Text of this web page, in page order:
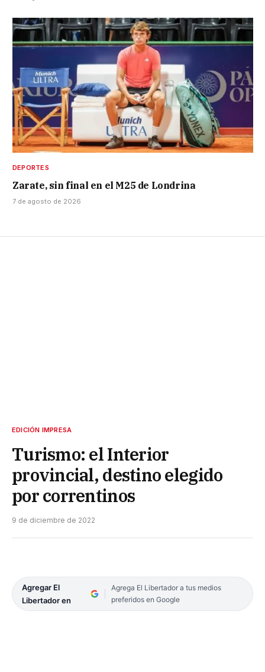
DEPORTES
Zarate, sin final en el M25 de Londrina
7 de agosto de 2026
EDICIÓN IMPRESA
Turismo: el Interior
provincial, destino elegido
por correntinos
9 de diciembre de 2022
Agregar El
Libertador en
Agrega El Libertador a tus medios
preferidos en Google